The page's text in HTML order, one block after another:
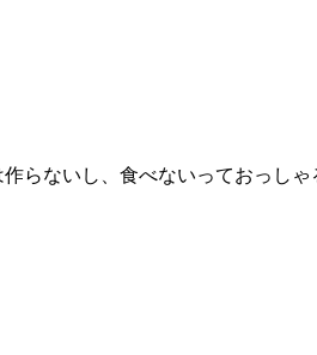
らないし、食べないっておっし